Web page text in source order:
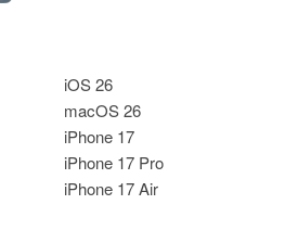
iOS 26
macOS 26
iPhone 17
iPhone 17 Pro
iPhone 17 Air